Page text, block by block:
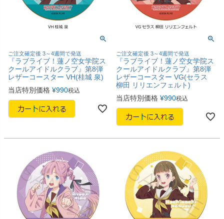
ご注文確定後 3～4週間で発送
『ラブライブ！蓮ノ空女学院ス
クールアイドルクラブ』第8弾
レザーコースター VH(桂城 泉)
当店特別価格 ¥990税込
ご注文確定後 3～4週間で発送
『ラブライブ！蓮ノ空女学院ス
クールアイドルクラブ』第8弾
レザーコースター VG(セラス
柳田 リリエンフェルト)
当店特別価格 ¥990税込